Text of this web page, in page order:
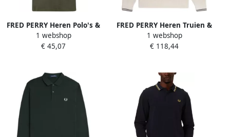
FRED PERRY Heren Polo's &
T-shirts Twin Tipped Shirt
Groen
1 webshop
€ 45,07
FRED PERRY Heren Truien &
Vesten Waffle Stitch Crew
Neck Jumper Gebroken Wit
1 webshop
€ 118,44